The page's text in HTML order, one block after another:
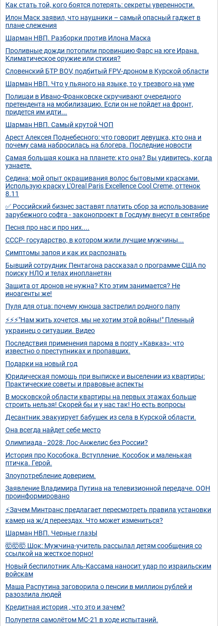
Как стать той, кого боятся потерять: секреты уверенности.
Илон Маск заявил, что наушники – самый опасный гаджет в
плане слежения
Шарман НВП. Разборки против Илона Маска
Проливные дожди потопили провинцию Фарс на юге Ирана.
Климатическое оружие или стихия?
Словенский БТР BOV, подбитый FPV-дроном в Курской области
Шарман НВП. Что у пьяного на языке, то у трезвого на уме
Полицаи в Ивано-Франковске скручивают очередного
претендента на мобилизацию. Если он не пойдет на фронт,
придется им идти...
Шарман НВП. Самый крутой ЧОП
Арест Алексея Поднебесного: что говорит девушка, кто она и
почему сама набросилась на блогера. Последние новости
Самая большая кошка на планете: кто она? Вы удивитесь, когда
узнаете.
Седина: мой опыт окрашивания волос бытовыми красками.
Использую краску L'Oreal Paris Excellence Cool Creme, оттенок
8.11
✅ Российский бизнес заставят платить сбор за использование
зарубежного софта - законопроект в Госдуму внесут в сентябре
Песня про нас и про них....
СССР- государство, в котором жили лучшие мужчины...
Симптомы запоя и как их распознать
Бывший сотрудник Пентагона рассказал о программе США по
поиску НЛО и телах инопланетян
Защита от дронов не нужна? Кто этим занимается? Не
иноагенты же!
Пуля для отца: почему юноша застрелил родного папу
⚡️⚡️⚡️"Нам жить хочется, мы не хотим этой войны!" Пленный
украинец о ситуации. Видео
Последствия применения парома в порту «Кавказ»: что
известно о преступниках и пропавших.
Подарки на новый год
Юридическая помощь при выписке и выселении из квартиры:
Практические советы и правовые аспекты
В московской области квартиры на первых этажах больше
строить нельзя! Скорей бы и у нас так! Но есть вопросы
Десантник эвакуирует бабушек из села в Курской области.
Она всегда найдет себе место
Олимпиада - 2028: Лос-Анжелис без России?
История про Кособока. Вступление. Кособок и маленькая
птичка. Герой.
Злоупотребление доверием.
Заявление Владимира Путина на телевизионной передаче. ООН
проинформировано
⚡Зачем Минтранс предлагает пересмотреть правила установки
камер на ж/д переездах. Что может измениться?
Шарман НВП. Черные глазЫ
🤯🤯🤯 Шок: Мужчина-учитель рассылал детям сообщения со
ссылкой на жесткое порно!
Новый беспилотник Аль-Кассама наносит удар по израильским
войскам
Маша Распутина заговорила о пенсии в миллион рублей и
разозлила людей
Кредитная история , что это и зачем?
Полупетля самолётом МС-21 в ходе испытаний.